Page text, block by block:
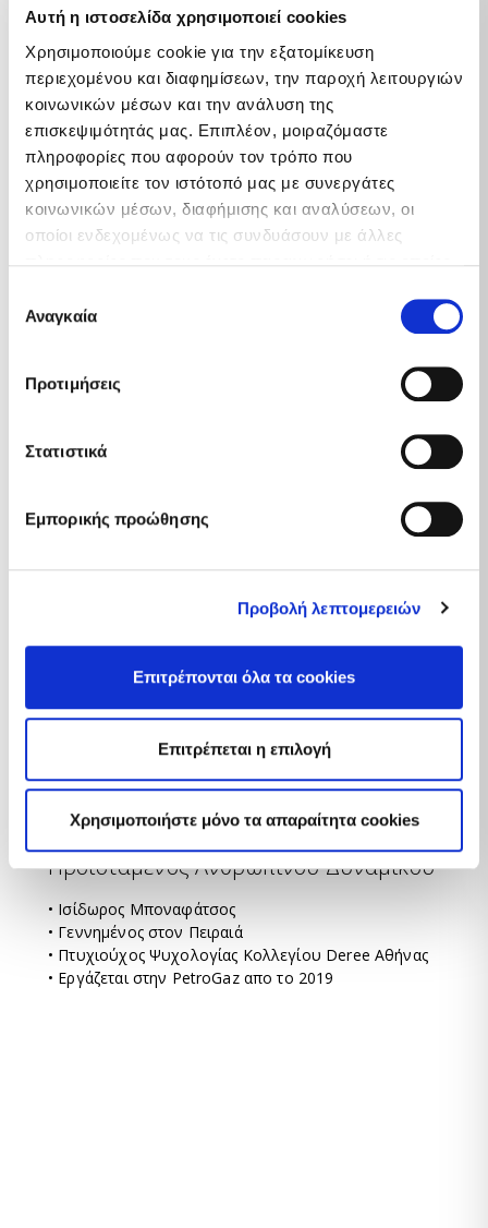
Αυτή η ιστοσελίδα χρησιμοποιεί cookies
Χρησιμοποιούμε cookie για την εξατομίκευση
περιεχομένου και διαφημίσεων, την παροχή λειτουργιών
κοινωνικών μέσων και την ανάλυση της
επισκεψιμότητάς μας. Επιπλέον, μοιραζόμαστε
πληροφορίες που αφορούν τον τρόπο που
χρησιμοποιείτε τον ιστότοπό μας με συνεργάτες
κοινωνικών μέσων, διαφήμισης και αναλύσεων, οι
οποίοι ενδεχομένως να τις συνδυάσουν με άλλες
των υπηρεσιών τους.
συγκατάθεσης
Αναγκαία
Προτιμήσεις
Στατιστικά
Εμπορικής προώθησης
Προβολή λεπτομερειών
Επιτρέπονται όλα τα cookies
Επιτρέπεται η επιλογή
Χρησιμοποιήστε μόνο τα απαραίτητα cookies
• Διπλωματούχος Μηχανολόγος Μηχανικός του
Εθνικού Μετσόβιου Πολυτεχνείου
• Εργάζεται στην PetroGaz από το 2021
Διευθυντής Κανονιστικής
• Διπλωματούχος Μηχανολόγος Μηχανικός του
• Εργάζεται στην PetroGaz από το 2010.
Προϊστάμενος Ανθρώπινου Δυναμικού
• Ισίδωρος Μποναφάτσος
• Γεννημένος στον Πειραιά
• Πτυχιούχος Ψυχολογίας Κολλεγίου Deree Αθήνας
• Εργάζεται στην PetroGaz απο το 2019